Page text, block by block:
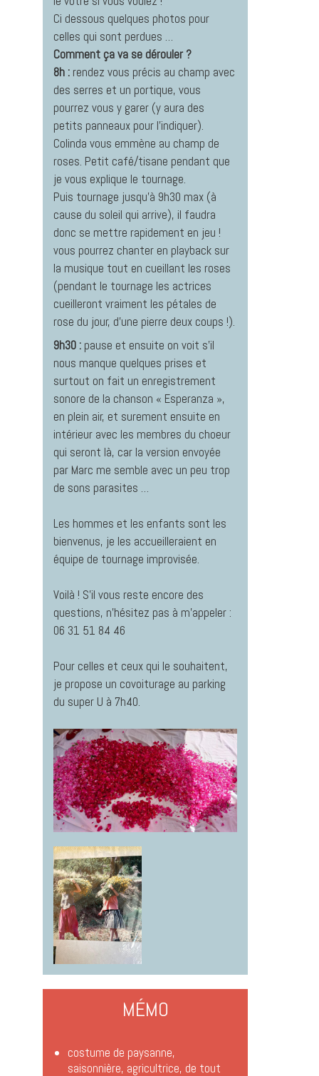
Ci dessous quelques photos pour
celles qui sont perdues …
Comment ça va se dérouler ?
8h : rendez vous précis au champ avec
des serres et un portique, vous
pourrez vous y garer (y aura des
petits panneaux pour l’indiquer).
Colinda vous emmène au champ de
roses. Petit café/tisane pendant que
je vous explique le tournage.
Puis tournage jusqu’à 9h30 max (à
cause du soleil qui arrive), il faudra
donc se mettre rapidement en jeu !
vous pourrez chanter en playback sur
la musique tout en cueillant les roses
(pendant le tournage les actrices
cueilleront vraiment les pétales de
rose du jour, d’une pierre deux coups !).
9h30 : pause et ensuite on voit s’il
nous manque quelques prises et
surtout on fait un enregistrement
sonore de la chanson « Esperanza »,
en plein air, et surement ensuite en
intérieur avec les membres du choeur
qui seront là, car la version envoyée
par Marc me semble avec un peu trop
de sons parasites …
Les hommes et les enfants sont les
bienvenus, je les accueilleraient en
équipe de tournage improvisée.
Voilà ! S’il vous reste encore des
questions, n’hésitez pas à m’appeler :
06 31 51 84 46
Pour celles et ceux qui le souhaitent,
je propose un covoiturage au parking
du super U à 7h40.
MÉMO
costume de paysanne,
saisonnière, agricultrice, de tout